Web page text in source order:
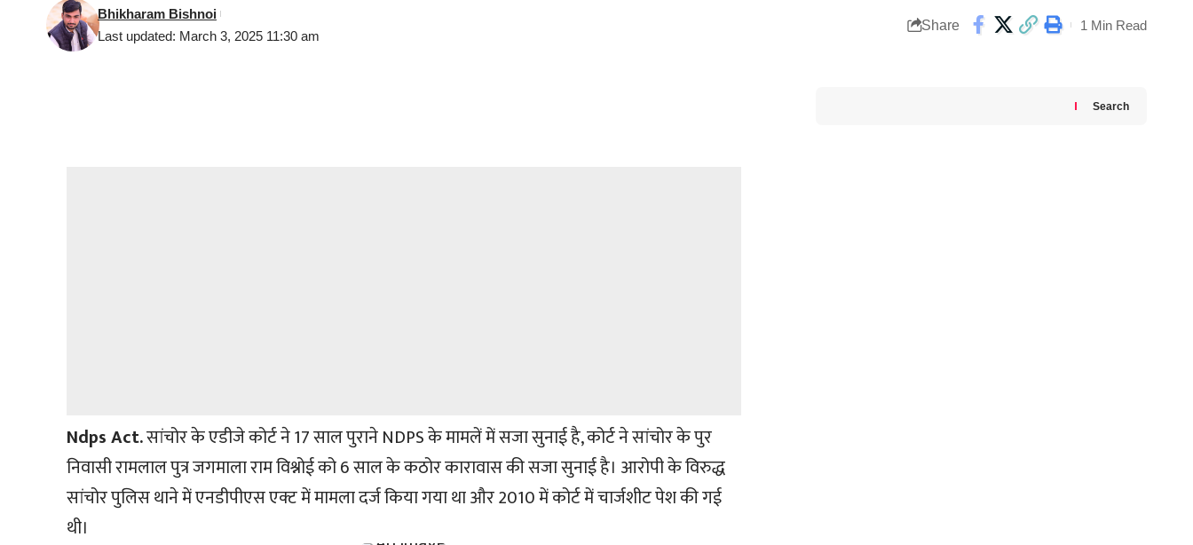
Last updated: March 3, 2025 11:30 am
Bhikharam Bishnoi
Share 1 Min Read
Ndps Act.सांचोर के एडीजे कोर्ट ने 17 साल पुराने NDPS के मामलें में सजा सुनाई है, कोर्ट ने सांचोर के पुर
निवासी रामलाल पुत्र जगमाला राम विश्नोई को 6 साल के कठोर कारावास की सजा सुनाई है। आरोपी के विरुद्ध
सांचोर पुलिस थाने में एनडीपीएस एक्ट में मामला दर्ज किया गया था और 2010 में कोर्ट में चार्जशीट पेश की गई
थी।
Search